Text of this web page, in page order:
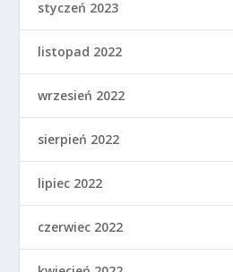
styczeń 2023
listopad 2022
wrzesień 2022
sierpień 2022
lipiec 2022
czerwiec 2022